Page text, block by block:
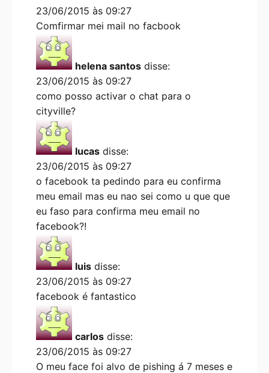
23/06/2015 às 09:27
Comfirmar mei mail no facbook
helena santos disse:
23/06/2015 às 09:27
como posso activar o chat para o
cityville?
lucas disse:
23/06/2015 às 09:27
o facebook ta pedindo para eu confirma
meu email mas eu nao sei como u que que
eu faso para confirma meu email no
facebook?!
luis disse:
23/06/2015 às 09:27
facebook é fantastico
carlos disse:
23/06/2015 às 09:27
O meu face foi alvo de pishing á 7 meses e